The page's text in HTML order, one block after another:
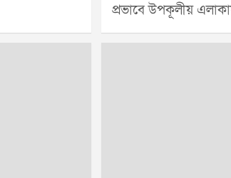
প্রভাবে উপকূলীয়